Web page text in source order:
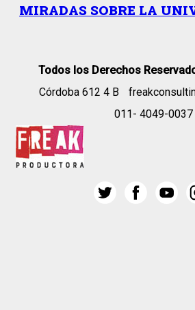
MIRADAS SOBRE LA
Todos los Derechos
Córdoba 612 4 B
011- 4049-0037